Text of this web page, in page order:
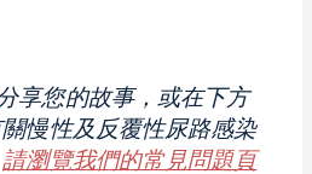
享您的故事，或在下方
慢性及反覆性尿路感染
請瀏覽我們的常見問題頁